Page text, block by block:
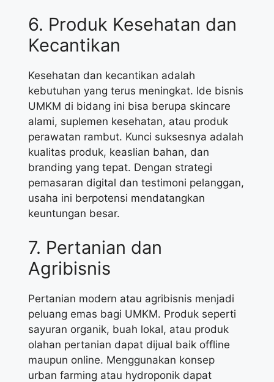
6. Produk Kesehatan dan
Kecantikan
Kesehatan dan kecantikan adalah
kebutuhan yang terus meningkat. Ide bisnis
UMKM di bidang ini bisa berupa skincare
alami, suplemen kesehatan, atau produk
perawatan rambut. Kunci suksesnya adalah
kualitas produk, keaslian bahan, dan
branding yang tepat. Dengan strategi
pemasaran digital dan testimoni pelanggan,
usaha ini berpotensi mendatangkan
keuntungan besar.
7. Pertanian dan
Agribisnis
Pertanian modern atau agribisnis menjadi
peluang emas bagi UMKM. Produk seperti
sayuran organik, buah lokal, atau produk
olahan pertanian dapat dijual baik offline
maupun online. Menggunakan konsep
urban farming atau hydroponik dapat